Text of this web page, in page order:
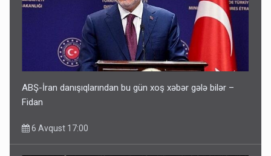
ABŞ-İran danışıqlarından bu gün xoş xəbər gələ bilər –
Fidan
6 Avqust 17:00